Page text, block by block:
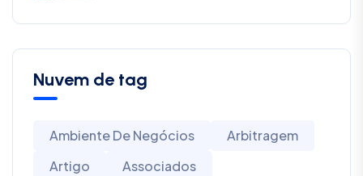
Nuvem de tag
Ambiente De Negócios
Arbitragem
Artigo
Associados